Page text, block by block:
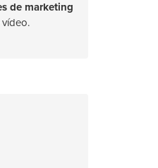
de marketing